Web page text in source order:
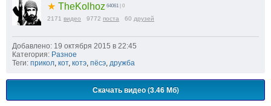
★ TheKolhoz 64061 | 0
2171 видео 9772 поста 60 друзей
Добавлено: 19 октября 2015 в 22:45
Категория: Разное
Теги: прикол кот, котэ пёсэ дружба
Скачать видео (3.46 Мб)